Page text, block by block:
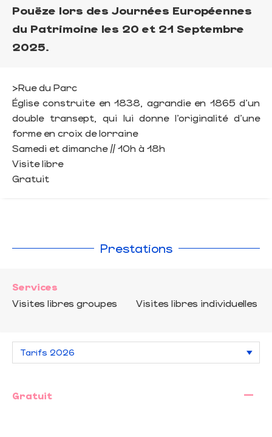
Pouëze lors des Journées Européennes
du Patrimoine les 20 et 21 Septembre
2025.
>Rue du Parc
Église construite en 1838, agrandie en 1865 d’un
double transept, qui lui donne l’originalité d’une
forme en croix de lorraine
Samedi et dimanche // 10h à 18h
Visite libre
Gratuit
Prestations
Services
Visites libres groupes
Visites libres individuelles
Gratuit —